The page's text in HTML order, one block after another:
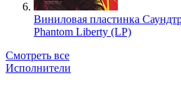
Виниловая пластинка
Phantom Liberty (LP)
Смотреть все
Исполнители